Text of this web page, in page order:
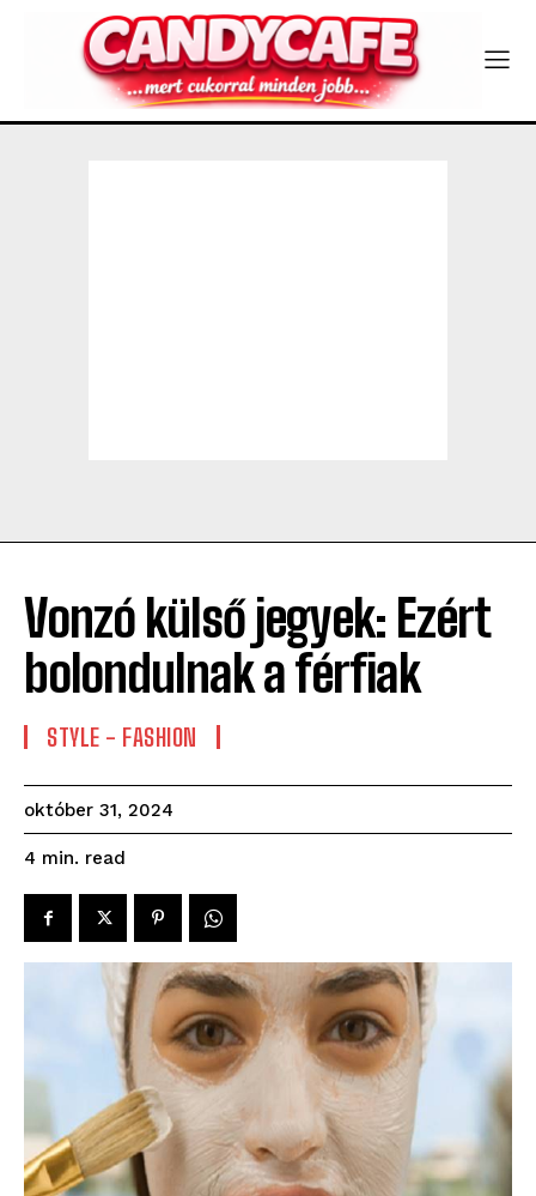
Vonzó külső jegyek: Ezért
bolondulnak a férfiak
STYLE - FASHION
október 31, 2024
4 min. read